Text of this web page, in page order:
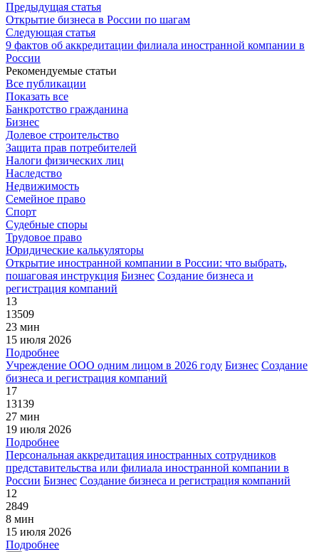
Предыдущая статья
Открытие бизнеса в России по шагам
Следующая статья
9 фактов об аккредитации филиала иностранной компании в
России
Рекомендуемые статьи
Все публикации
Показать все
Банкротство гражданина
Бизнес
Долевое строительство
Защита прав потребителей
Налоги физических лиц
Наследство
Недвижимость
Семейное право
Спорт
Судебные споры
Трудовое право
Юридические калькуляторы
Открытие иностранной компании в России: что выбрать,
пошаговая инструкция Бизнес Создание бизнеса и
регистрация компаний
13
13509
23 мин
15 июля 2026
Подробнее
Учреждение ООО одним лицом в 2026 году Бизнес Создание
бизнеса и регистрация компаний
17
13139
27 мин
19 июля 2026
Подробнее
Персональная аккредитация иностранных сотрудников
представительства или филиала иностранной компании в
России Бизнес Создание бизнеса и регистрация компаний
12
2849
8 мин
15 июля 2026
Подробнее